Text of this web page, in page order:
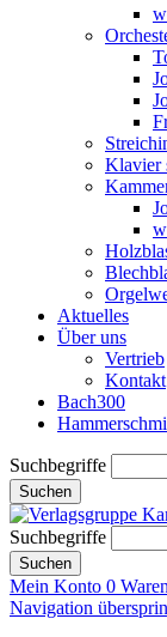
Klavier
Aktuelles
Über uns
Vertrieb
Kontakt
Bach300
Suchbegriffe
Suchen
Suchbegriffe
Suchen
Mein Konto 0
Navigation